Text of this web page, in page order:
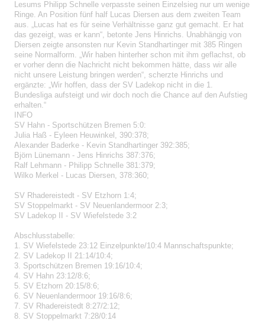
Lesums Philipp Schnelle verpasste seinen Einzelsieg nur um wenige
Ringe. An Position fünf half Lucas Diersen aus dem zweiten Team
aus. „Lucas hat es für seine Verhältnisse ganz gut gemacht. Er hat
das gezeigt, was er kann“, betonte Jens Hinrichs. Unabhängig von
Diersen zeigte ansonsten nur Kevin Standhartinger mit 385 Ringen
seine Normalform. „Wir haben hinterher schon mit ihm geflachst, ob
er vorher denn die Nachricht nicht bekommen hätte, dass wir alle
nicht unsere Leistung bringen werden“, scherzte Hinrichs und
ergänzte: „Wir hoffen, dass der SV Ladekop nicht in die 1.
Bundesliga aufsteigt und wir doch noch die Chance auf den Aufstieg
erhalten.“
INFO
SV Hahn - Sportschützen Bremen 5:0:
Julia Haß - Eyleen Heuwinkel, 390:378;
Alexander Baderke - Kevin Standhartinger 392:385;
Björn Lünemann - Jens Hinrichs 387:376;
Ralf Lehmann - Philipp Schnelle 381:379;
Wilko Merkel - Lucas Diersen, 378:360;
SV Rhadereistedt - SV Etzhorn 1:4;
SV Stoppelmarkt - SV Neuenlandermoor 2:3;
SV Ladekop II - SV Wiefelstede 3:2
Abschlusstabelle:
1. SV Wiefelstede 23:12 Einzelpunkte/10:4 Mannschaftspunkte;
2. SV Ladekop II 21:14/10:4;
3. Sportschützen Bremen 19:16/10:4;
4. SV Hahn 23:12/8:6;
5. SV Etzhorn 20:15/8:6;
6. SV Neuenlandermoor 19:16/8:6;
7. SV Rhadereistedt 8:27/2:12;
8. SV Stoppelmarkt 7:28/0:14